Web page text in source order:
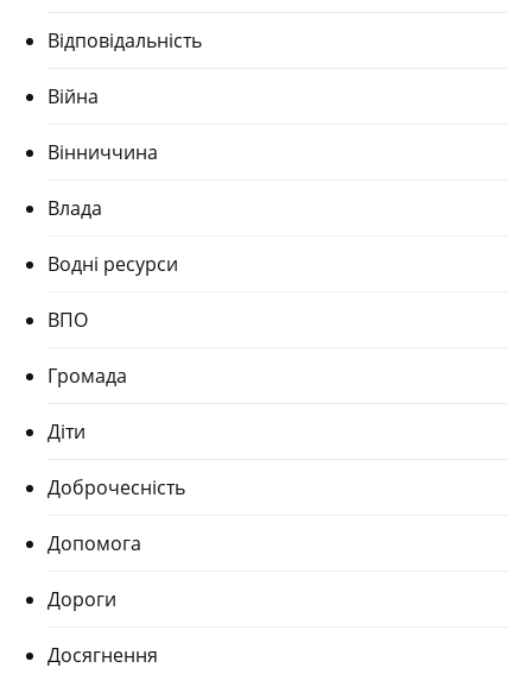
Відповідальність
Війна
Вінниччина
Влада
Водні ресурси
ВПО
Громада
Діти
Доброчесність
Допомога
Дороги
Досягнення